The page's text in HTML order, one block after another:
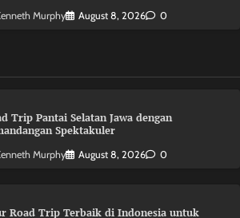
Murphy August 8, 2026 0
Trip Pantai Selatan Jawa dengan
Spektakuler
Murphy August 8, 2026 0
Road Trip Terbaik di Indonesia untuk